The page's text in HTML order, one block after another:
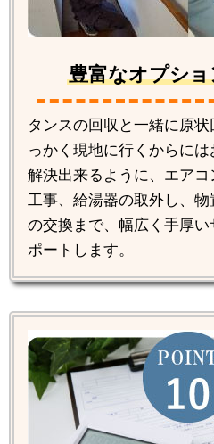
豊富なオプシ
タンスの回収と一緒に原
っかく現地に行くからに
解決出来るように、エア
工事、給湯器の取外し、
の交換まで、幅広く手厚
ポートします。